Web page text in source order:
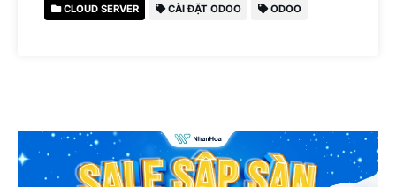
CLOUD SERVER CÀI ĐẶT ODOO ODOO